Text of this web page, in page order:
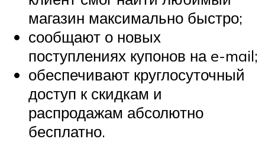
магазин максимально быстро;
сообщают о новых
поступлениях купонов на e-mail;
обеспечивают круглосуточный
доступ к скидкам и
распродажам абсолютно
бесплатно.